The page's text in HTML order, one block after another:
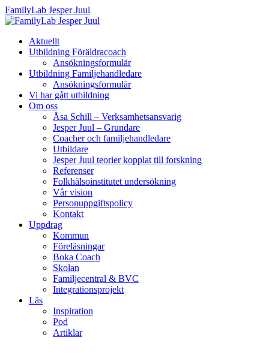
FamilyLab Jesper Juul
Aktuellt
Utbildning Föräldracoach
Ansökningsformulär
Utbildning Familjehandledare
Ansökningsformulär
Vi har gått utbildning
Om oss
Åsa Schill – Verksamhetsansvarig
Jesper Juul – Grundare
Coacher och familjehandledare
Utbildare
Jesper Juul teorier kopplat till forskning
Referenser
Folkhälsoinstitutet undersökning
Vår vision
Personuppgiftspolicy
Kontakt
Uppdrag
Kommun
Föreläsningar
Boka Coach
Skolan
Familjecentral & BVC
Integrationsprojekt
Läs
Inspiration
Pod
Artiklar